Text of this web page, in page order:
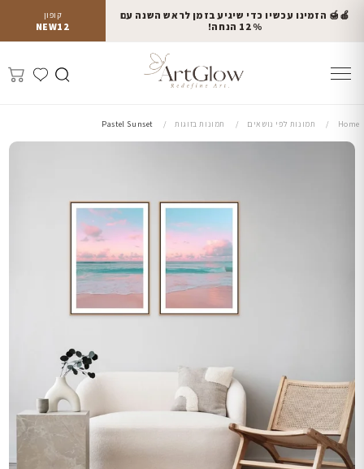
קופון
NEW12
🍎🍯 הזמינו עכשיו כדי שיגיע בזמן לראש השנה עם
12% הנחה!
Home תמונות לפי נושאים תמונות בזוגות Pastel Sunset